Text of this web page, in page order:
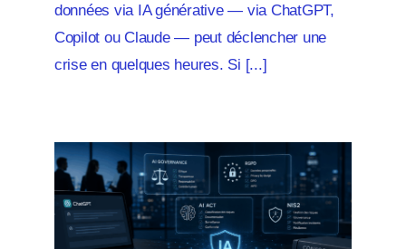
données via IA générative — via ChatGPT,
Copilot ou Claude — peut déclencher une
crise en quelques heures. Si [...]